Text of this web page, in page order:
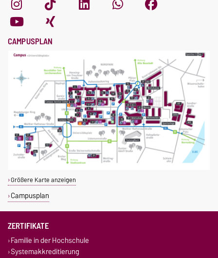
CAMPUSPLAN
Größere Karte anzeigen
Campusplan
ZERTIFIKATE
Familie in der Hochschule
Systemakkreditierung